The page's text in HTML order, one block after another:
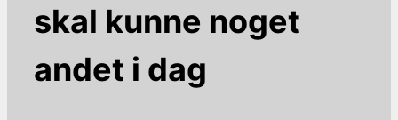
skal kunne noget
andet i dag